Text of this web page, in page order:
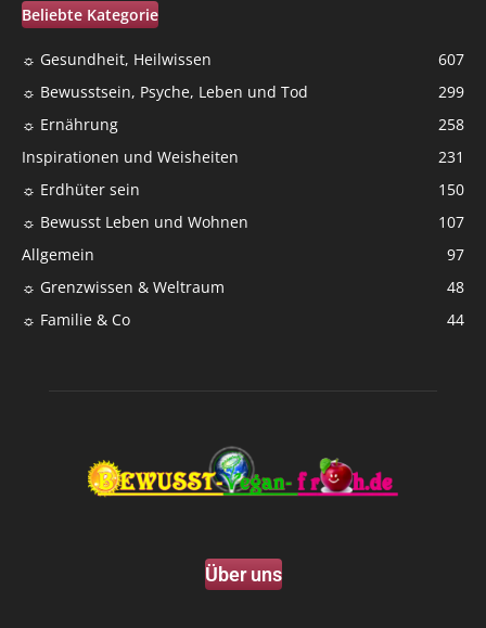
Beliebte Kategorie
☼ Gesundheit, Heilwissen
607
☼ Bewusstsein, Psyche, Leben und Tod
299
☼ Ernährung
258
Inspirationen und Weisheiten
231
☼ Erdhüter sein
150
☼ Bewusst Leben und Wohnen
107
Allgemein
97
☼ Grenzwissen & Weltraum
48
☼ Familie & Co
44
Über uns